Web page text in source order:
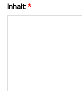
Inhalt:*